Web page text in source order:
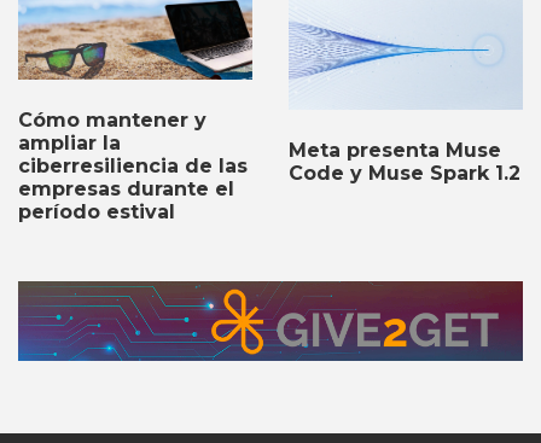
Cómo mantener y
ampliar la
ciberresiliencia de las
empresas durante el
período estival
Meta presenta Muse
Code y Muse Spark 1.2